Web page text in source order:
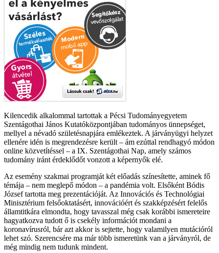
Kilencedik alkalommal tartottak a Pécsi Tudományegyetem
Szentágothai János Kutatóközpontjában tudományos ünnepséget,
mellyel a névadó születésnapjára emlékeztek. A járványügyi helyzet
ellenére idén is megrendezésre került – ám ezúttal rendhagyó módon
online közvetítéssel – a IX. Szentágothai Nap, amely számos
tudomány iránt érdeklődőt vonzott a képernyők elé.
Az esemény szakmai programját két előadás színesítette, aminek fő
témája – nem meglepő módon – a pandémia volt. Elsőként Bódis
József tartotta meg prezentációját. Az Innovációs és Technológiai
Minisztérium felsőoktatásért, innovációért és szakképzésért felelős
államtitkára elmondta, hogy tavasszal még csak korábbi ismereteire
hagyatkozva tudott ő is csekély információt mondani a
koronavírusról, bár azt akkor is sejtette, hogy valamilyen mutációról
lehet szó. Szerencsére ma már több ismeretünk van a járványról, de
még mindig nem tudunk mindent.